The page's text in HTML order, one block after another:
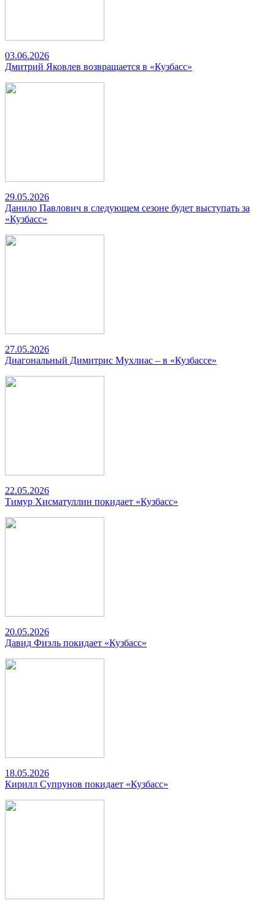
03.06.2026
Дмитрий Яковлев возвращается в «Кузбасс»
29.05.2026
Данило Павлович в следующем сезоне будет выступать за
«Кузбасс»
27.05.2026
Диагональный Димитрис Мухлиас – в «Кузбассе»
22.05.2026
Тимур Хисматуллин покидает «Кузбасс»
20.05.2026
Давид Фиэль покидает «Кузбасс»
18.05.2026
Кирилл Супрунов покидает «Кузбасс»